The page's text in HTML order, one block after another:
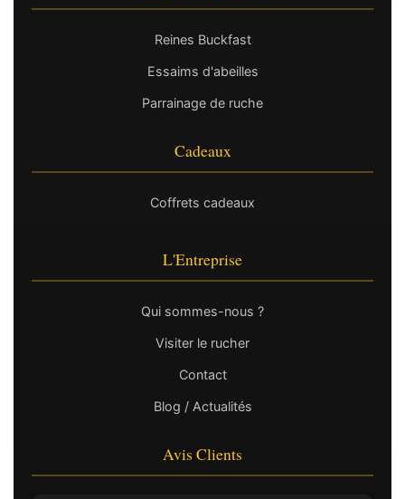
Reines Buckfast
Essaims d'abeilles
Parrainage de ruche
Cadeaux
Coffrets cadeaux
L'Entreprise
Qui sommes-nous ?
Visiter le rucher
Contact
Blog / Actualités
Avis Clients